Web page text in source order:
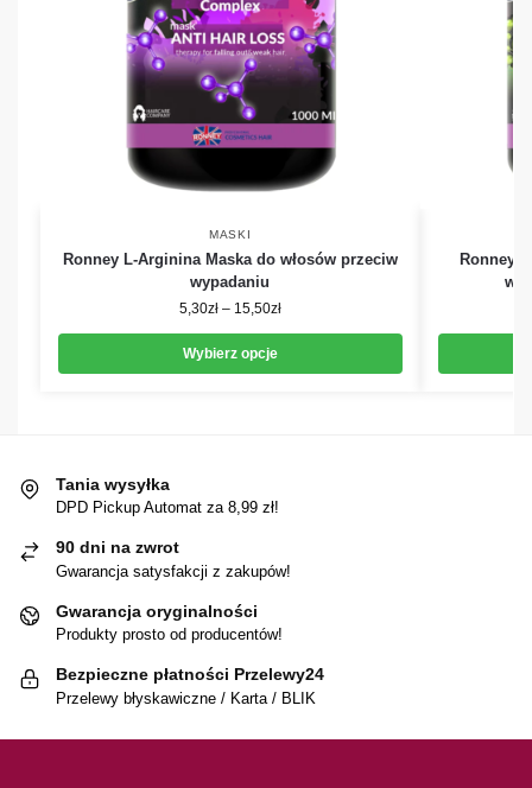
MASKI
Ronney L-Arginina Maska do włosów przeciw
wypadaniu
5,30zł – 15,50zł
Wybierz opcje
Ronney
Tania wysyłka
DPD Pickup Automat za 8,99 zł!
90 dni na zwrot
Gwarancja satysfakcji z zakupów!
Gwarancja oryginalności
Produkty prosto od producentów!
Bezpieczne płatności Przelewy24
Przelewy błyskawiczne / Karta / BLIK